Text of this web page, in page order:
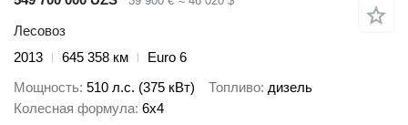
Лесовоз
2013
645 358 км
Euro 6
Мощность 510 л.с. (375 кВт) Топливо дизель
Колесная формула 6x4